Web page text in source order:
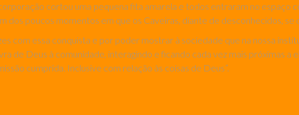
cortou uma pequena fita amarela e todos entraram no espaço
dos poucos momentos em que os Caveiras, diante de desconhecidos, se
com essa conquista e por poder mostrar à sociedade que na nossa
de Deus à comunidade, interagindo e ficando cada vez mais próximas
cumprida. Inclusive com relação às coisas de Deus”.